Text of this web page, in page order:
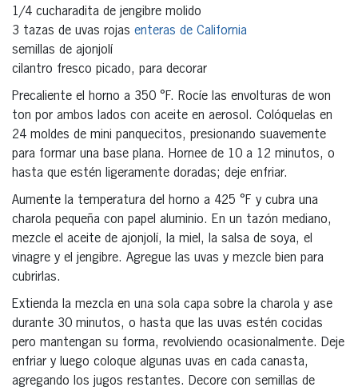
1/4 cucharadita de jengibre molido
3 tazas de uvas rojas enteras de California
semillas de ajonjolí
cilantro fresco picado, para decorar
Precaliente el horno a 350 °F. Rocíe las envolturas de won
ton por ambos lados con aceite en aerosol. Colóquelas en
24 moldes de mini panquecitos, presionando suavemente
para formar una base plana. Hornee de 10 a 12 minutos, o
hasta que estén ligeramente doradas; deje enfriar.
Aumente la temperatura del horno a 425 °F y cubra una
charola pequeña con papel aluminio. En un tazón mediano,
mezcle el aceite de ajonjolí, la miel, la salsa de soya, el
vinagre y el jengibre. Agregue las uvas y mezcle bien para
cubrirlas.
Extienda la mezcla en una sola capa sobre la charola y ase
durante 30 minutos, o hasta que las uvas estén cocidas
pero mantengan su forma, revolviendo ocasionalmente. Deje
enfriar y luego coloque algunas uvas en cada canasta,
agregando los jugos restantes. Decore con semillas de